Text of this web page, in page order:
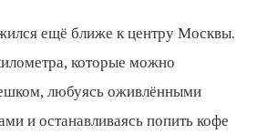
ещё ближе к центру Москвы.
которые можно
любуясь оживлёнными
и останавливаясь попить кофе